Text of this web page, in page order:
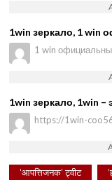
1win зеркало, 1 win
1 win
1win зеркало, 1win –
https://1win-
'आपत्तिजनक' ट्वीट